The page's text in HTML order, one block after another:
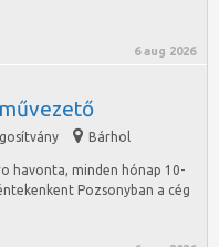
6 aug 2026
Bárhol
havonta, minden hónap 10-
Pozsonyban a cég